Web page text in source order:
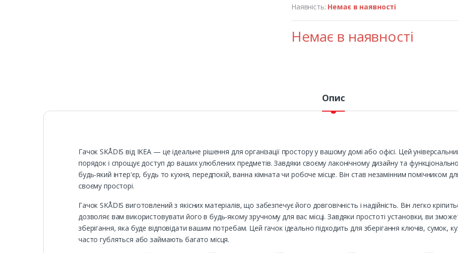
Наявність: Немає в наявності
Немає в наявності
Опис
Гачок SKÅDIS від IKEA — це ідеальне рішення для організації простору у вашому домі або офісі. Цей
порядок і спрощує доступ до ваших улюблених предметів. Завдяки своєму лаконічному дизайну та
будь-який інтер'єр, будь то кухня, передпокій, ванна кімната чи робоче місце. Він став незамінним помічником
своєму просторі.
Гачок SKÅDIS виготовлений з якісних матеріалів, що забезпечує його довговічність і надійність. Він легко
дозволяє вам використовувати його в будь-якому зручному для вас місці. Завдяки простоті установки, ви
зберігання, яка буде відповідати вашим потребам. Цей гачок ідеально підходить для зберігання ключів, сумок,
часто губляться або займають багато місця.